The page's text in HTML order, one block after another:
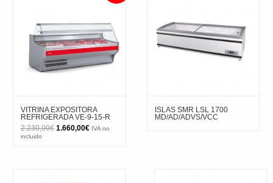
VITRINA EXPOSITORA
REFRIGERADA VE-9-15-R
2.230,00€ El
1.660,00€ElIVA no
incluido
ISLAS SMR LSL 1700
MD/AD/ADVS/VCC